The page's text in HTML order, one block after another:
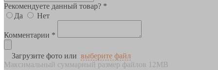
Рекомендуете данный товар? *
Да
Нет
Комментарии *
Загрузите фото или выберите файл
Максимальный суммарный размер файлов 12MB